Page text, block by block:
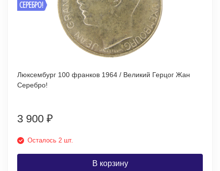
СЕРЕБРО!
Люксембург 100 франков 1964 / Великий Герцог Жан
Серебро!
3 900 ₽
Осталось 2 шт.
В корзину